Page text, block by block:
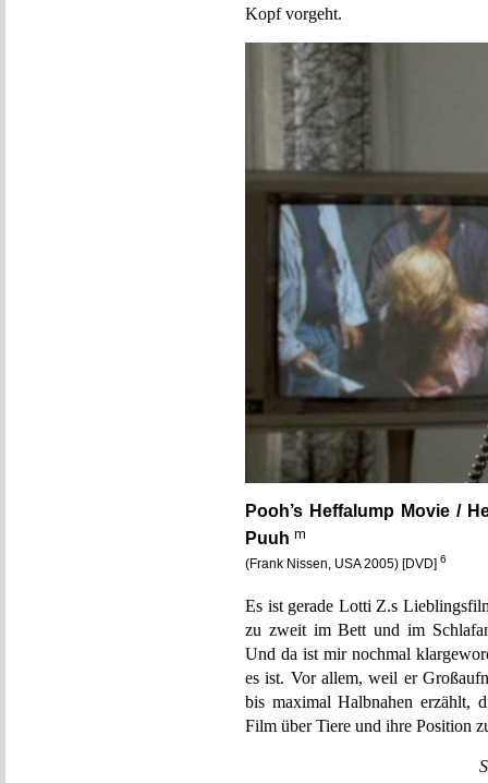
Kopf vorgeht.
Pooh’s Heffalump Movie /
Puuh m
(Frank Nissen, USA 2005) [DVD] 6
Es ist gerade Lotti Z.s
zu zweit im Bett und im
Und da ist mir nochmal
es ist. Vor allem, weil er
bis maximal Halbnahen erzählt,
Film über Tiere und ihre Position